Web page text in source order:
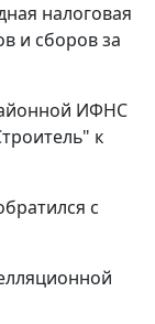
налоговая
и сборов за
ИФНС
к
с